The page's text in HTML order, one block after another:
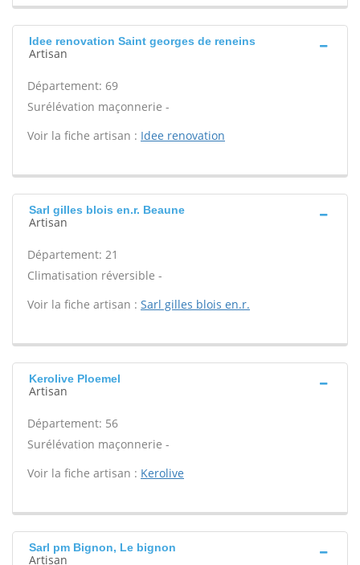
Idee renovation Saint georges de reneins
Artisan
Département: 69
Surélévation maçonnerie -
Voir la fiche artisan : Idee renovation
Sarl gilles blois en.r. Beaune
Artisan
Département: 21
Climatisation réversible -
Voir la fiche artisan : Sarl gilles blois en.r.
Kerolive Ploemel
Artisan
Département: 56
Surélévation maçonnerie -
Voir la fiche artisan : Kerolive
Sarl pm Bignon, Le bignon
Artisan